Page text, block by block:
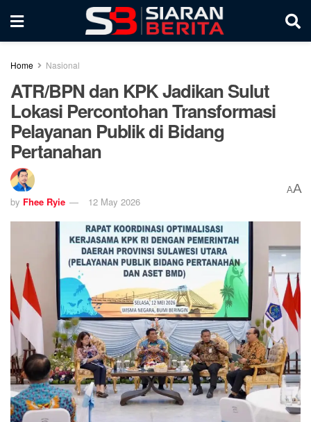
Home Nasional
ATR/BPN dan KPK Jadikan Sulut
Lokasi Percontohan Transformasi
Pelayanan Publik di Bidang
Pertanahan
by Fhee Ryie 12 May 2026
AA